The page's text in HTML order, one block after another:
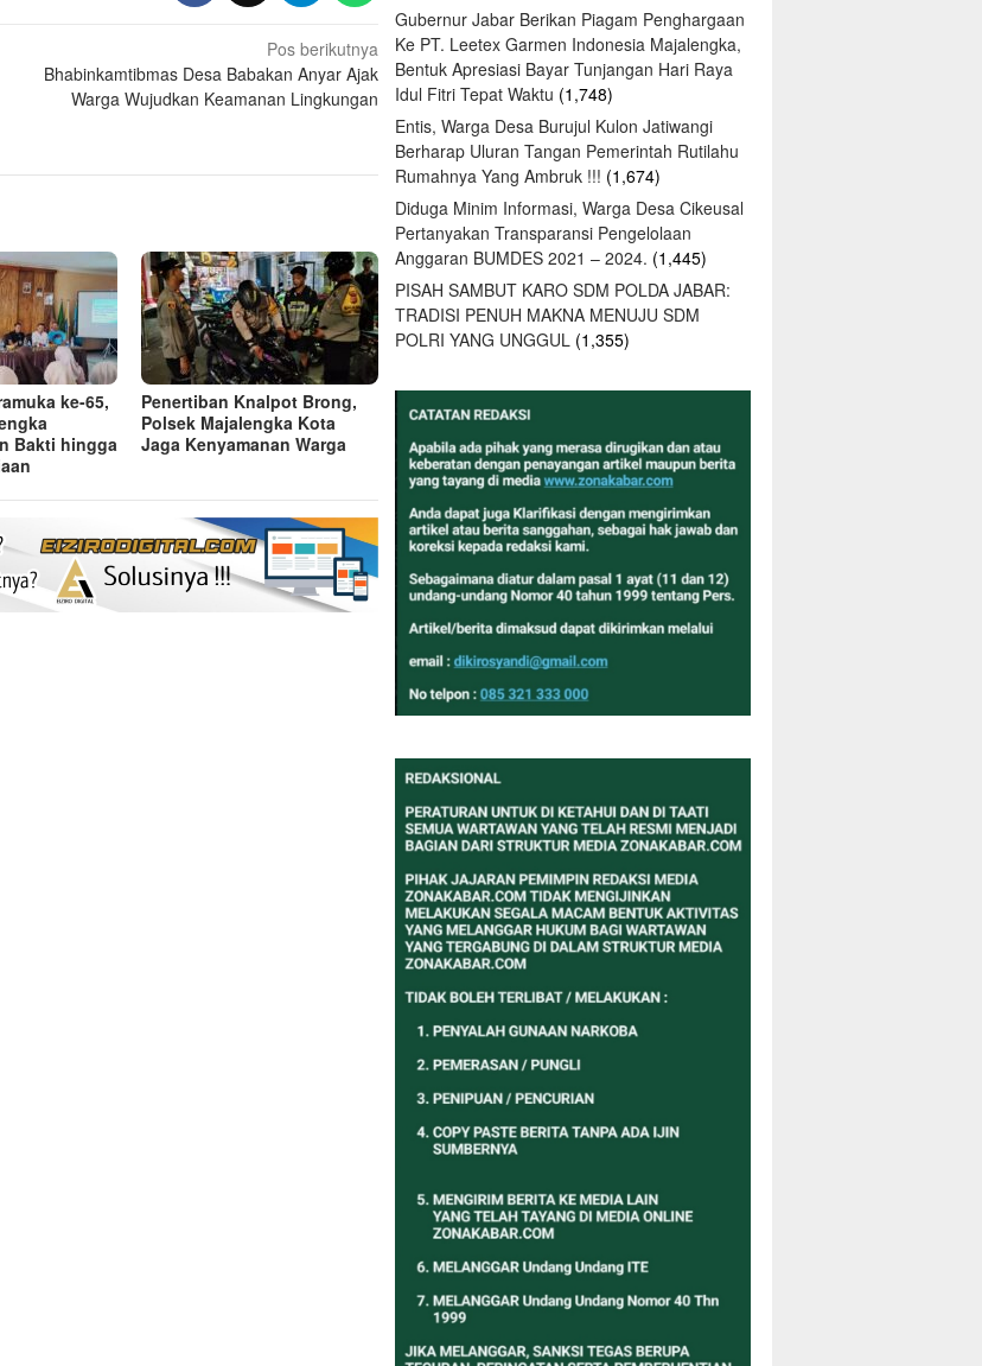
Pos berikutnya
Bhabinkamtibmas Desa Babakan Anyar Ajak
Warga Wujudkan Keamanan Lingkungan
ke-65,
Bakti hingga
Penertiban Knalpot Brong,
Polsek Majalengka Kota
Jaga Kenyamanan Warga
Gubernur Jabar Berikan Piagam Penghargaan
Ke PT. Leetex Garmen Indonesia Majalengka,
Bentuk Apresiasi Bayar Tunjangan Hari Raya
Idul Fitri Tepat Waktu (1,748)
Entis, Warga Desa Burujul Kulon Jatiwangi
Berharap Uluran Tangan Pemerintah Rutilahu
Rumahnya Yang Ambruk !!! (1,674)
Diduga Minim Informasi, Warga Desa Cikeusal
Pertanyakan Transparansi Pengelolaan
Anggaran BUMDES 2021 – 2024. (1,445)
PISAH SAMBUT KARO SDM POLDA JABAR:
TRADISI PENUH MAKNA MENUJU SDM
POLRI YANG UNGGUL (1,355)